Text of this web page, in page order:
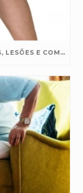
MENISCOS: PRINCIPAIS FUNÇÕES, LESÕES E COMO PROTEGER